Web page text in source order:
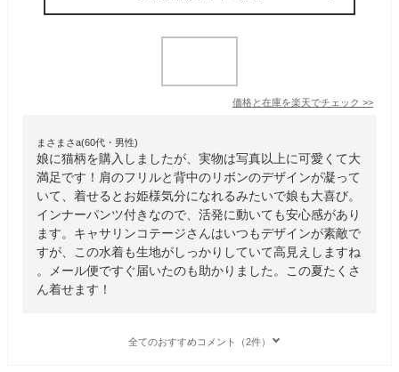
価格と在庫を楽天でチェック >>
まさまさa(60代・男性)
娘に猫柄を購入しましたが、実物は写真以上に可愛くて大
満足です！肩のフリルと背中のリボンのデザインが凝って
いて、着せるとお姫様気分になれるみたいで娘も大喜び。
インナーパンツ付きなので、活発に動いても安心感があり
ます。キャサリンコテージさんはいつもデザインが素敵で
すが、この水着も生地がしっかりしていて高見えしますね
。メール便ですぐ届いたのも助かりました。この夏たくさ
ん着せます！
全てのおすすめコメント（2件）